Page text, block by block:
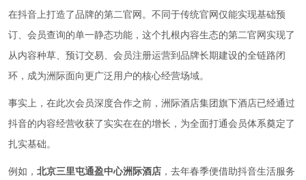
在抖音上打造了品牌的第二官网。不同于传统官网仅能实现基础预
订、会员查询的单一静态功能，这个扎根内容生态的第二官网实现了
从内容种草、预订交易、会员注册运营到品牌长期建设的全链路闭
环，成为洲际面向更广泛用户的核心经营场域。
事实上，在此次会员深度合作之前，洲际酒店集团旗下酒店已经通过
抖音的内容经营收获了实实在在的增长，为全面打通会员体系奠定了
扎实基础。
例如， 北京三里屯通盈中心洲际酒店 ，去年春季便借助抖音生活服务